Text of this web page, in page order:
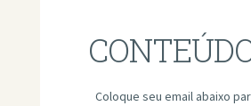
Coloque seu email abaixo